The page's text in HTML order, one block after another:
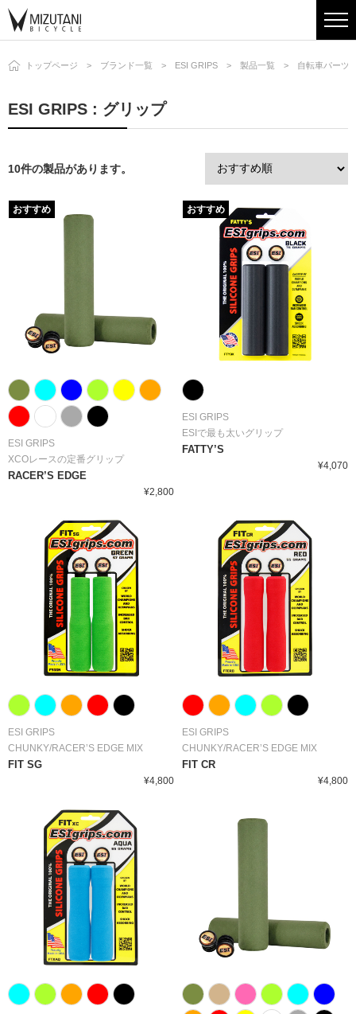
トップページ ブランド一覧 ESI GRIPS 製品一覧 自転車パーツ
ESI GRIPS : グリップ
10件の製品があります。
ESI GRIPS
XCOレースの定番グリップ
RACER’S EDGE
¥2,800
おすすめ
ESI GRIPS
ESIで最も太いグリップ
FATTY’S
¥4,070
おすすめ
ESI GRIPS
CHUNKY/RACER’S EDGE MIX
FIT SG
¥4,800
ESI GRIPS
CHUNKY/RACER’S EDGE MIX
FIT CR
¥4,800